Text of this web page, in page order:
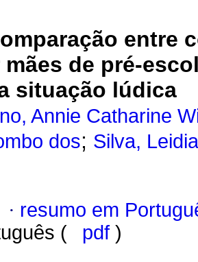
entre
mães de pré-
situação lúdica
Annie Catharine
dos; Silva,
· resumo em
(
pdf )